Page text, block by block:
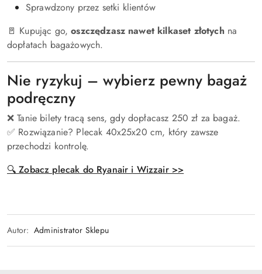
Sprawdzony przez setki klientów
🚪 Kupując go,oszczędzasz nawet kilkaset złotychna
dopłatach bagażowych.
Nie ryzykuj – wybierz pewny bagaż
podręczny
❌ Tanie bilety tracą sens, gdy dopłacasz 250 zł za bagaż.
✅ Rozwiązanie? Plecak 40x25x20 cm, który zawsze
przechodzi kontrolę.
🔍 Zobacz plecak do Ryanair i Wizzair >>
Autor: Administrator Sklepu